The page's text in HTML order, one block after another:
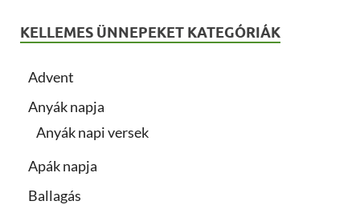
KELLEMES ÜNNEPEKET KATEGÓRIÁK
Advent
Anyák napja
Anyák napi versek
Apák napja
Ballagás